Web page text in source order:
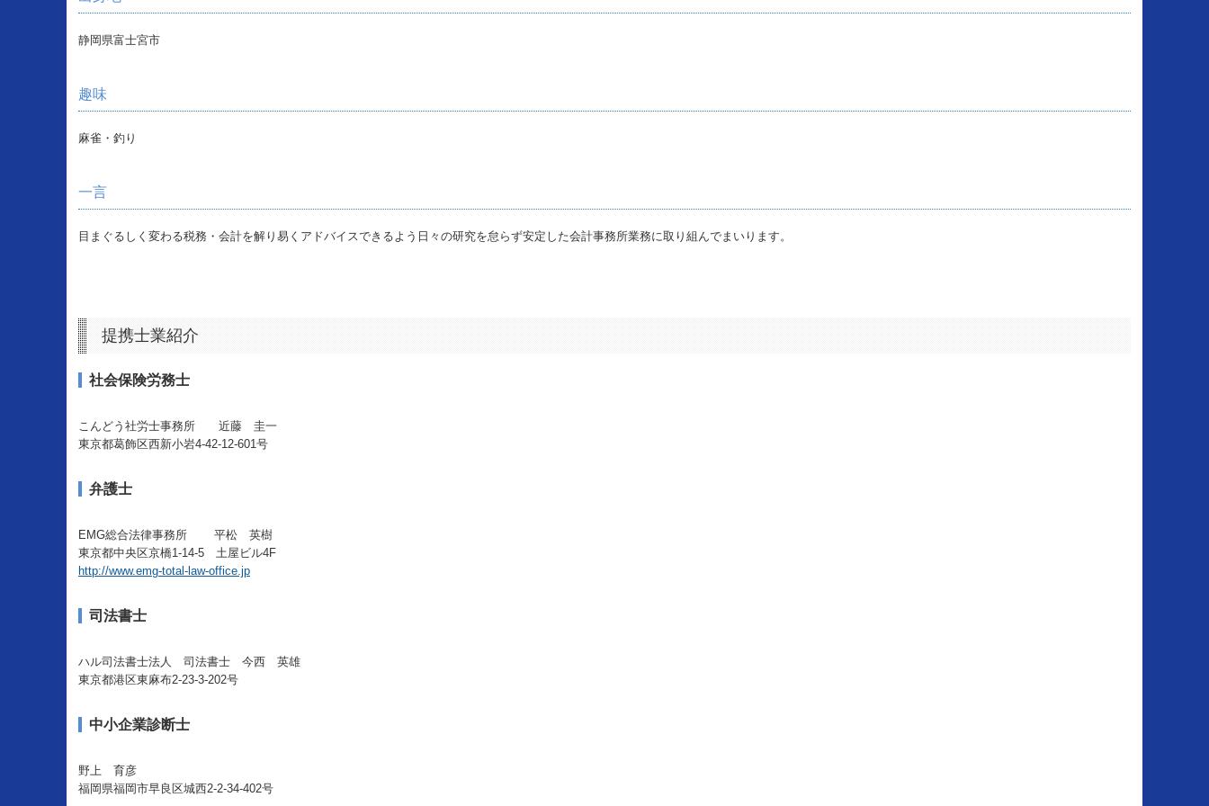
静岡県富士宮市
趣味
麻雀・釣り
一言
目まぐるしく変わる税務・会計を解り易くアドバイスできるよう日々の研究を怠らず安定した会計事務所業務に取り組んでまいります。
提携士業紹介
社会保険労務士
こんどう社労士事務所 近藤 圭一
東京都葛飾区西新小岩4-42-12-601号
弁護士
EMG総合法律事務所 平松 英樹
東京都中央区京橋1-14-5 土屋ビル4F
http://www.emg-total-law-office.jp
司法書士
ハル司法書士法人 司法書士 今西 英雄
東京都港区東麻布2-23-3-202号
中小企業診断士
野上 育彦
福岡県福岡市早良区城西2-2-34-402号